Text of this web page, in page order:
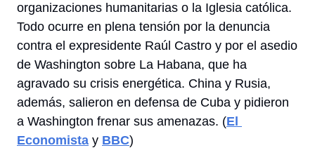
organizaciones humanitarias o la Iglesia católica.
Todo ocurre en plena tensión por la denuncia
contra el expresidente Raúl Castro y por el asedio
de Washington sobre La Habana, que ha
agravado su crisis energética. China y Rusia,
además, salieron en defensa de Cuba y pidieron
a Washington frenar sus amenazas. (El
Economista y BBC)